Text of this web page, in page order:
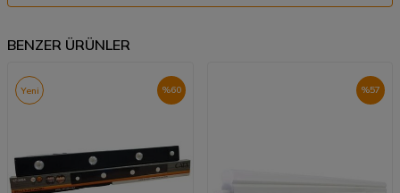
BENZER ÜRÜNLER
%60
Yeni %57